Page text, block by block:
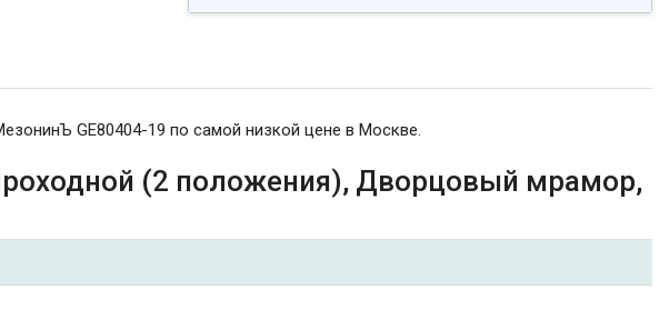
GE80404-19 по самой низкой цене в Москве.
(2 положения), Дворцовый мрамор,